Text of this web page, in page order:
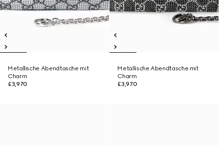
Metallische Abendtasche mit
Charm
£3,970
Metallische Abendtasche mit
Charm
£3,970